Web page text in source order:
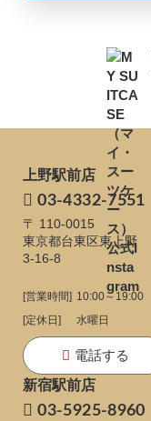
上野駅前店
03-4332-7551
〒 110-0015
東京都台東区東上野
3-16-8
[営業時間] 10:00～19:00
[定休日]
水曜日
電話する
新宿駅前店
03-5925-8960